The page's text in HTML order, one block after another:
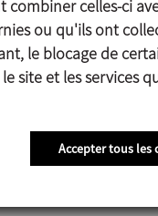
combiner celles-ci
ou qu'ils ont
le blocage de
site et les services
Accepter tous les